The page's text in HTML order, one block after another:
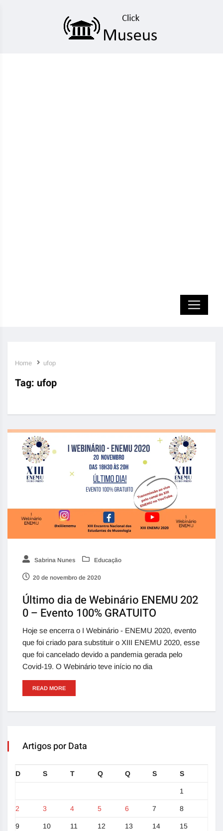
Home ufop
Tag: ufop
Sabrina Nunes Educação
20 de novembro de 2020
Último dia de Webinário ENEMU 202
0 – Evento 100% GRATUITO
Hoje se encerra o I Webinário - ENEMU 2020, evento
que foi criado para substituir o XIII ENEMU 2020, esse
que foi cancelado devido a pandemia gerada pelo
Covid-19. O Webinário teve início no dia
READ MORE
Artigos por Data
D S T Q Q S S
1
2 3 4 5 6 7 8
9 10 11 12 13 14 15